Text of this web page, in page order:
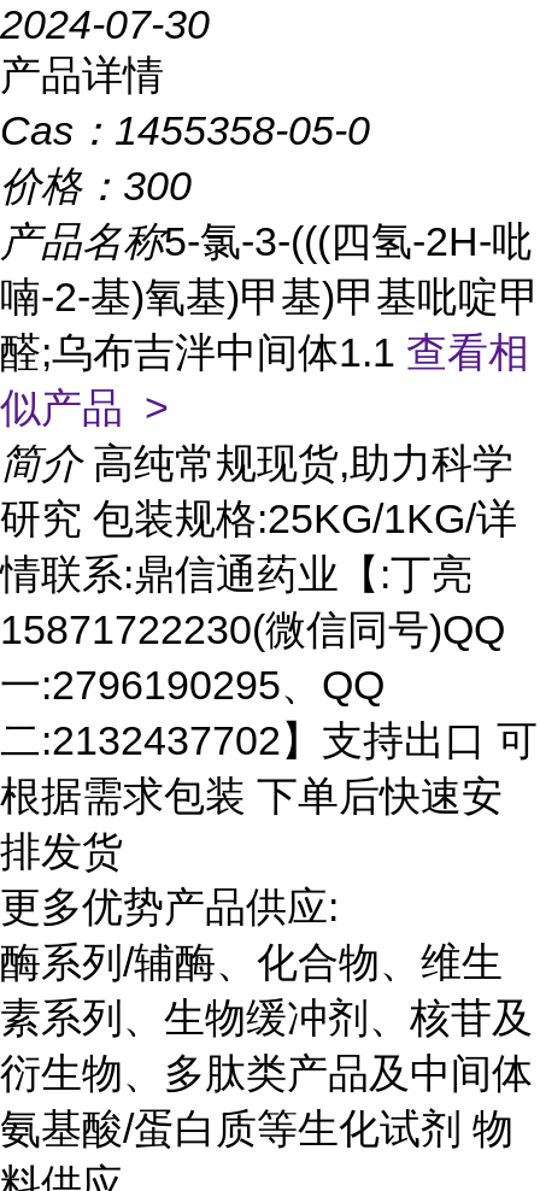
2024-07-30
产品详情
Cas： 1455358-05-0
价格： 300
产品名称5-氯-3-(((四氢-2H-吡
喃-2-基)氧基)甲基)甲基吡啶甲
醛;乌布吉泮中间体1.1 查看相
似产品 >
简介 高纯常规现货,助力科学
研究 包装规格:25KG/1KG/详
情联系:鼎信通药业【:丁亮
15871722230(微信同号)QQ
一:2796190295、QQ
二:2132437702】支持出口 可
根据需求包装 下单后快速安
排发货
更多优势产品供应:
酶系列/辅酶、化合物、维生
素系列、生物缓冲剂、核苷及
衍生物、多肽类产品及中间体
氨基酸/蛋白质等生化试剂 物